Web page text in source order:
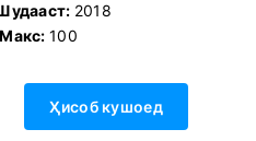
2018
100
Ҳисоб кушоед